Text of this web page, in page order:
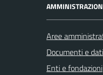
Aree
Documenti e dati
Enti e fondazioni